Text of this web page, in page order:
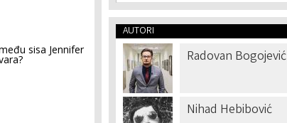
sisa Jennifer
AUTORI
Radovan Bogojević
Nihad Hebibović